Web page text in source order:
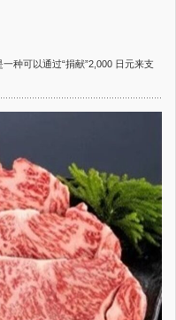
种可以通过“捐献”2,000 日元来支